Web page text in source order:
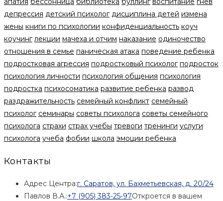
депрессия детский психолог дисциплина детей измена
жены книги по психологии конфиденциальность коуч
коучинг лекции мачеха и отчим наказание одиночество
отношения в семье паническая атака поведение ребенка
подростковая агрессия подростковый психолог подросток
психология личности психология общения психология
подростка психосоматика развитие ребенка развод
раздражительность семейный конфликт семейный
психолог семинары советы психолога советы семейного
психолога страхи страх учебы тревоги тренинги услуги
психолога учеба фобии школа эмоции ребенка
Контакты
Адрес Центра:г. Саратов, ул. Бахметьевская, д. 20/24
Павлов В.А.:+7 (905) 383-25-97Откроется в вашем